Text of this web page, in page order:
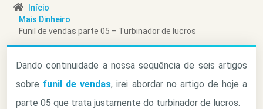
Início
Mais Dinheiro
Funil de vendas parte 05 – Turbinador de lucros
Dando continuidade a nossa sequência de seis artigos
sobre funil de vendas, irei abordar no artigo de hoje a
parte 05 que trata justamente do turbinador de lucros.